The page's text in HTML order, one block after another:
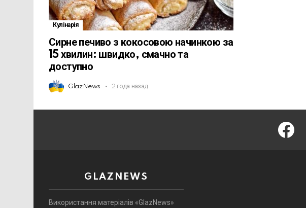
Кулінарія
Сирне печиво з кокосовою начинкою за
15 хвилин: швидко, смачно та
доступно
GlazNews 2 года назад
GLAZNEWS
Використання матеріалів «GlazNews»